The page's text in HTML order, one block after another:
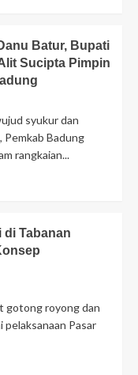
Batur, Bupati
Sucipta Pimpin
syukur dan
Pemkab Badung
rangkaian...
di Tabanan
gotong royong dan
pelaksanaan Pasar